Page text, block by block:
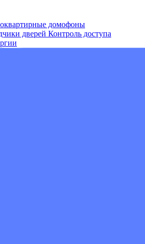
домофоны
дверей Контроль доступа